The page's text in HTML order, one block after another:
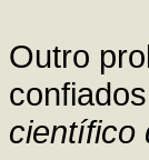
Outro
científico